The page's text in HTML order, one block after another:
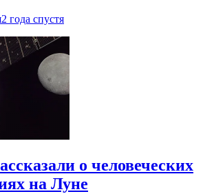
2 года спустя
о человеческих
на Луне